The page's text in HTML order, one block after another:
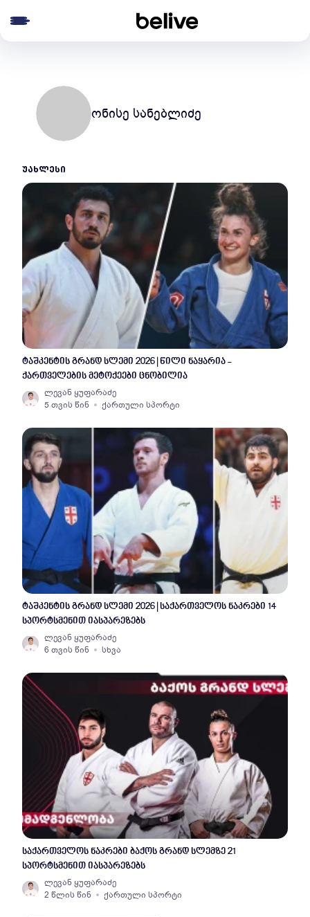
ონისე სანებლიძე
ᲣᲐᲮᲚᲔᲡᲘ
ტაშკენტის გრანდ სლემი 2026 | წილი ნაყარია -
ქართველების მეტოქეები ცნობილია
ლევან ყუფარაძე
5 თვის წინ
ქართული სპორტი
ტაშკენტის გრანდ სლემი 2026 | საქართველოს ნაკრები 14
სპორტსმენით იასპარეზებს
ლევან ყუფარაძე
6 თვის წინ
სხვა
საქართველოს ნაკრები ბაქოს გრანდ სლემზე 21
სპორტსმენით იასპარეზებს
ლევან ყუფარაძე
2 წლის წინ
ქართული სპორტი